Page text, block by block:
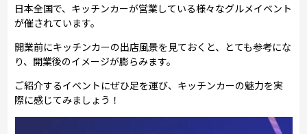
日本全国で、キッチンカーが営業している様々なグルメイベント
が催されています。
開業前にキッチンカーの出店風景を見ておくと、とても参考にな
り、開業後のイメージが膨らみます。
ご紹介するイベントにぜひ足を運び、キッチンカーの魅力を実
際に感じてみましょう！